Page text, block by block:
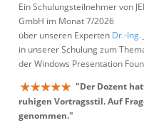
Ein Schulungsteilnehmer von
GmbH im Monat 7/2026
über unseren Experten Dr.-Ing.
in unserer Schulung zum
der Windows Presentation
"Der Dozent
ruhigen Vortragsstil. Auf
genommen."